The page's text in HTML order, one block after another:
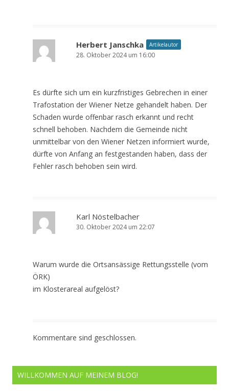
Herbert Janschka Artikelautor
28. Oktober 2024 um 16:00
Es dürfte sich um ein kurzfristiges Gebrechen in einer
Trafostation der Wiener Netze gehandelt haben. Der
Schaden wurde offenbar rasch erkannt und recht
schnell behoben. Nachdem die Gemeinde nicht
unmittelbar von den Wiener Netzen informiert wurde,
dürfte von Anfang an festgestanden haben, dass der
Fehler rasch behoben sein wird.
Karl Nöstelbacher
30. Oktober 2024 um 22:07
Warum wurde die Ortsansässige Rettungsstelle (vom
ÖRK)
im Klosterareal aufgelöst?
Kommentare sind geschlossen.
WILLKOMMEN AUF MEINEM BLOG!